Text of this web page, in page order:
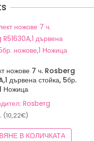
ножове 7 ч. Rosberg
дървена стойка, 5бр.
Ножица
Rosberg
(10,22€)
В КОЛИЧКАТА